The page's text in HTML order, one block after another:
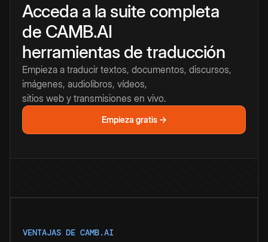
Acceda a la suite completa
de CAMB.AI
herramientas de traducción
Empieza a traducir textos, documentos, discursos,
imágenes, audiolibros, vídeos,
sitios web y transmisiones en vivo.
Empieza gratis →
VENTAJAS DE CAMB.AI